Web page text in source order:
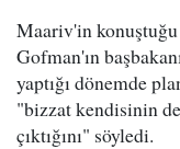
Maariv'in
Gofman'ın
yaptığı dönemde
"bizzat kendisinin
çıktığını" söyledi.